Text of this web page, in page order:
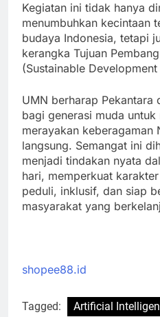
Kegiatan ini tidak hanya
menumbuhkan kecintaan
budaya Indonesia, tetapi
kerangka Tujuan
(Sustainable
UMN berharap Pekantara
bagi generasi muda
merayakan keberagaman
langsung. Semangat ini
menjadi tindakan nyata
hari, memperkuat
peduli, inklusif, dan siap
masyarakat yang
shopee88.id
Tagged: Artificial